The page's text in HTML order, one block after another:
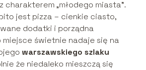
charakterem „młodego miasta”.
jest pizza – cienkie ciasto,
dodatki i porządna
miejsce świetnie nadaje się na
warszawskiego szlaku
że niedaleko mieszczą się